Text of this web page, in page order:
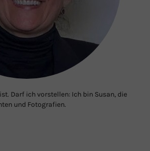
Darf ich vorstellen: Ich bin Susan, die
und Fotografien.